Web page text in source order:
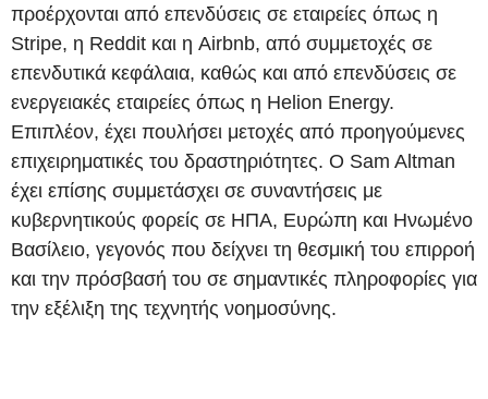
προέρχονται από επενδύσεις σε εταιρείες όπως η
Stripe, η Reddit και η Airbnb, από συμμετοχές σε
επενδυτικά κεφάλαια, καθώς και από επενδύσεις σε
ενεργειακές εταιρείες όπως η Helion Energy.
Επιπλέον, έχει πουλήσει μετοχές από προηγούμενες
επιχειρηματικές του δραστηριότητες. Ο Sam Altman
έχει επίσης συμμετάσχει σε συναντήσεις με
κυβερνητικούς φορείς σε ΗΠΑ, Ευρώπη και Ηνωμένο
Βασίλειο, γεγονός που δείχνει τη θεσμική του επιρροή
και την πρόσβασή του σε σημαντικές πληροφορίες για
την εξέλιξη της τεχνητής νοημοσύνης.